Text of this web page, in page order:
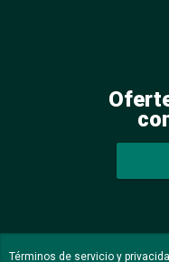
Términos de servicio y